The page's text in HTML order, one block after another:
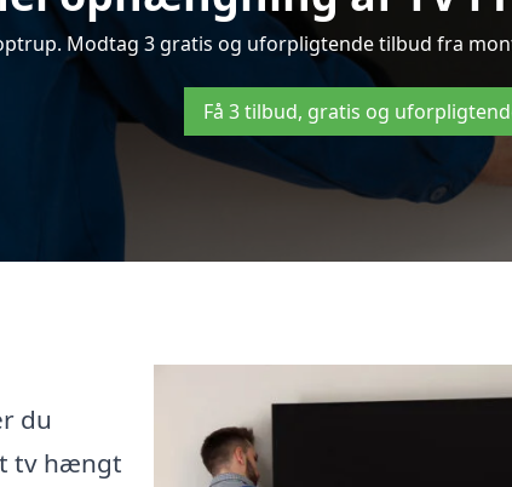
Modtag 3 gratis og uforpligtende tilbud fra
Få 3 tilbud, gratis og
du
tv hængt